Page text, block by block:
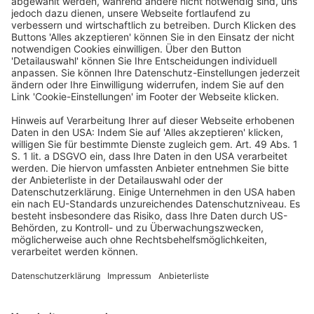
BFH, Urteil vom 22.10.2024 – VIII R 23/21
1. Ist die Minderung des Nutzungsentgelts für eine
Genossenschaftswohnung durch den Erwerb
zusätzlicher Genossenschaftsanteile veranlasst, führt
der geldwerte Vorteil aufgrund der
Nutzungsentgeltminderung zu Einnahmen aus
Kapitalvermögen gemäß § 20 Abs. 1 Nr. 1 Satz 1 i.V.m. Abs.
3 des Einkommensteuergesetzes.
2. Eine verbindliche Auskunft gilt in persönlicher
Hinsicht nur für den oder die Antragsteller.
(Amtliche Leitsätze)
Volltext BB-Online BBL2024-2965-2
Bau- und Wohnungsgenossenschaft